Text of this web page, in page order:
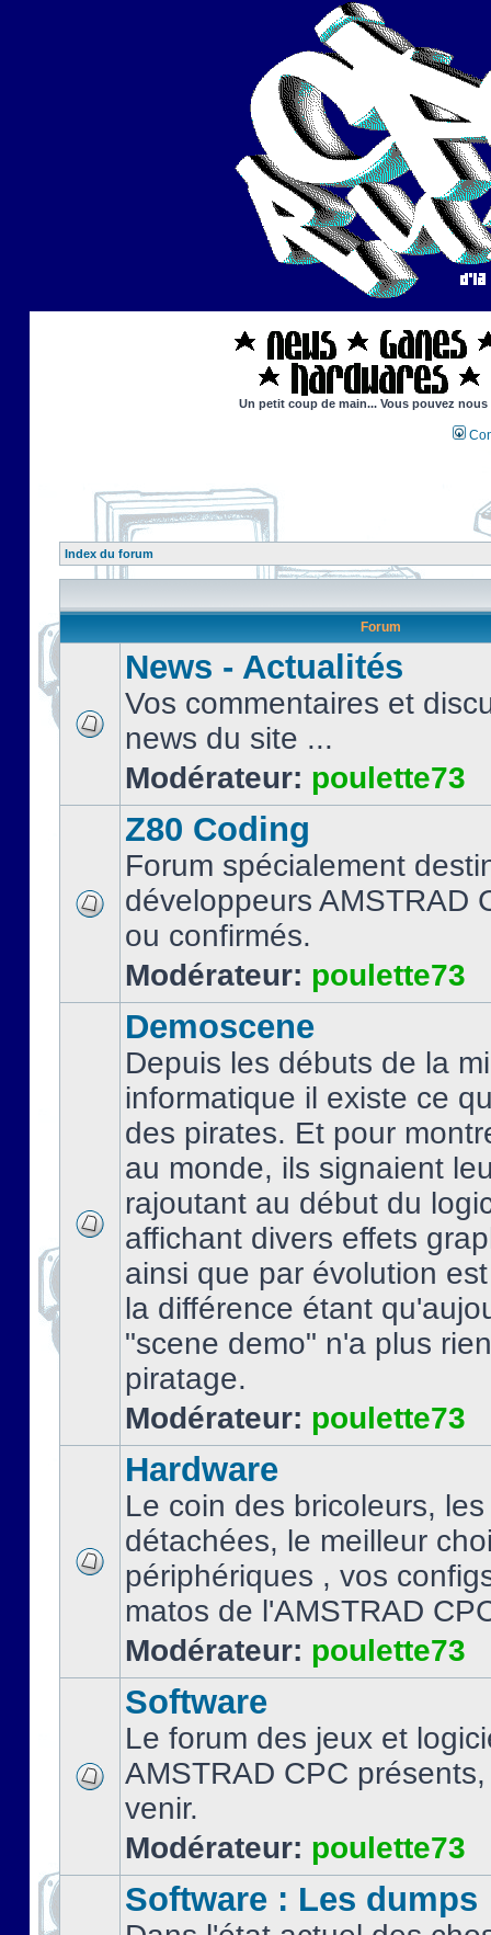
Un petit coup de main... Vous pouvez
Index du forum
Forum
News - Actualités
Vos commentaires et
news du site ...
Modérateur: poulette73
Z80 Coding
Forum spécialement
développeurs AMSTRAD
ou confirmés.
Modérateur: poulette73
Demoscene
Depuis les débuts de la
informatique il existe ce
des pirates. Et pour
au monde, ils signaient
rajoutant au début du
affichant divers effets
ainsi que par évolution
la différence étant
"scene demo" n'a plus
piratage.
Modérateur: poulette73
Hardware
Le coin des bricoleurs,
détachées, le meilleur
périphériques , vos
matos de l'AMSTRAD
Modérateur: poulette73
Software
Le forum des jeux et
AMSTRAD CPC
venir.
Modérateur: poulette73
Software : Les dumps